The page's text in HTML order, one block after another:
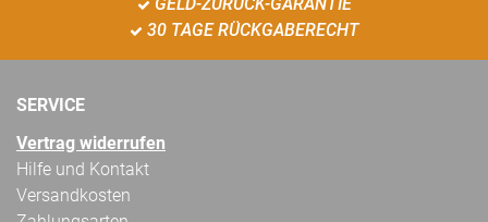
30 TAGE RÜCKGABERECHT
SERVICE
Vertrag widerrufen
Hilfe und Kontakt
Versandkosten